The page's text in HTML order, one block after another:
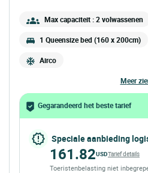
Max capaciteit : 2 volwassenen
1 Queensize bed (160 x 200cm)
Airco
meer
Gegarandeerd het beste tarief
Speciale aanbieding
161.82USDTarief details
Toeristenbelasting niet